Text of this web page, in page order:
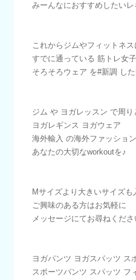
みーんなにおすすめしたい
これからジムやフィットネス
すでに通っている 筋トレ女
そろそろウェア を#新調 した
ジム や ヨガレッスン で周り
ヨガレギンス ヨガウェア
海外輸入 の海外ファッショ
あなたの大切なworkoutを♪
Mサイズより大きいサイズも
ご興味のある方はお気軽に
メッセージにてお尋ねくだ
ヨガパンツ ヨガスパッツ ス
スポーツパンツ スパッツ フ